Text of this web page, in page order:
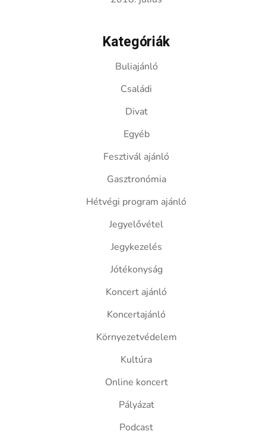
Kategóriák
Buliajánló
Családi
Divat
Egyéb
Fesztivál ajánló
Gasztronómia
Hétvégi program ajánló
Jegyelővétel
Jegykezelés
Jótékonyság
Koncert ajánló
Koncertajánló
Környezetvédelem
Kultúra
Online koncert
Pályázat
Podcast